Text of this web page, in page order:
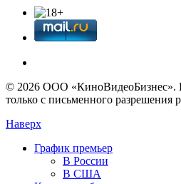
© 2026 OOО «КиноВидеоБизнес».
только с письменного разрешения
Наверх
График премьер
В России
В США